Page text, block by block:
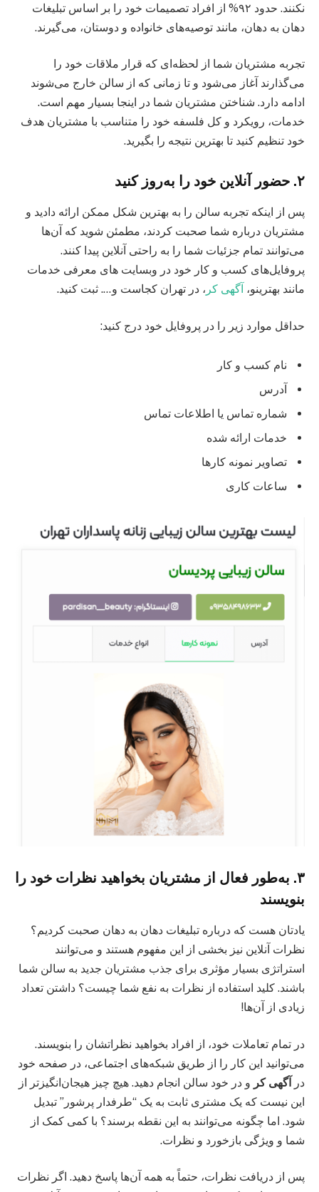
نکنند. حدود ۹۲% از افراد تصمیمات خود را بر اساس تبلیغات
دهان به دهان، مانند توصیه‌های خانواده و دوستان، می‌گیرند.
تجربه مشتریان شما از لحظه‌ای که قرار ملاقات خود را
می‌گذارند آغاز می‌شود و تا زمانی که از سالن خارج می‌شوند
ادامه دارد. شناختن مشتریان شما در اینجا بسیار مهم است.
خدمات، رویکرد و کل فلسفه خود را متناسب با مشتریان هدف
خود تنظیم کنید تا بهترین نتیجه را بگیرید.
۲. حضور آنلاین خود را به‌روز کنید
پس از اینکه تجربه سالن را به بهترین شکل ممکن ارائه دادید و
مشتریان درباره شما صحبت کردند، مطمئن شوید که آن‌ها
می‌توانند تمام جزئیات شما را به راحتی آنلاین پیدا کنند.
پروفایل‌های کسب و کار خود در وبسایت های معرفی خدمات
مانند بهترینو، آگهی کر ، در تهران کجاست و…. ثبت کنید.
حداقل موارد زیر را در پروفایل خود درج کنید:
نام کسب و کار
آدرس
شماره تماس یا اطلاعات تماس
خدمات ارائه شده
تصاویر نمونه کارها
ساعات کاری
۳. به‌طور فعال از مشتریان بخواهید نظرات خود را
بنویسند
یادتان هست که درباره تبلیغات دهان به دهان صحبت کردیم؟
نظرات آنلاین نیز بخشی از این مفهوم هستند و می‌توانند
استراتژی بسیار مؤثری برای جذب مشتریان جدید به سالن شما
باشند. کلید استفاده از نظرات به نفع شما چیست؟ داشتن تعداد
زیادی از آن‌ها!
در تمام تعاملات خود، از افراد بخواهید نظراتشان را بنویسند.
می‌توانید این کار را از طریق شبکه‌های اجتماعی، در صفحه خود
در آگهی کر و در خود سالن انجام دهید. هیچ چیز هیجان‌انگیزتر از
این نیست که یک مشتری ثابت به یک “طرفدار پرشور” تبدیل
شود. اما چگونه می‌توانند به این نقطه برسند؟ با کمی کمک از
شما و ویژگی بازخورد و نظرات.
پس از دریافت نظرات، حتماً به همه آن‌ها پاسخ دهید. اگر نظرات